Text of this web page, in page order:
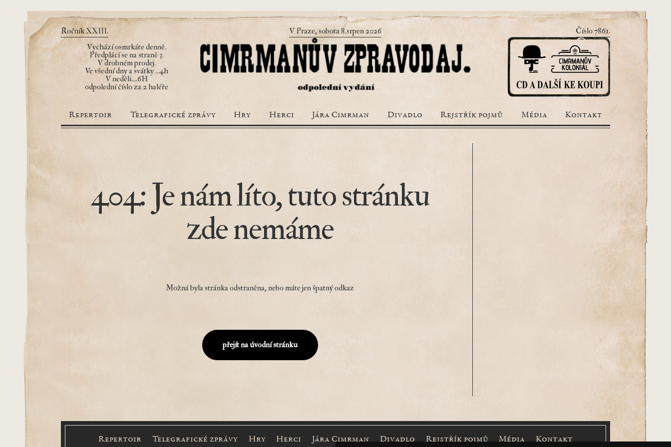
Ročník XXIII. V Praze, sobota 8.srpen 2026
Číslo 7861.
Vychází osmrkáte denně.
Předplácí se na straně 3.
V drobném prodej.
Ve všední dny a svátky ...4h
V neděli....6H
odpolední číslo za 2 haléře
Repertoir Telegrafické zprávy Hry Herci Jára Cimrman Divadlo Rejstřík pojmů Média Kontakt
404: Je nám líto, tuto stránku
zde nemáme
Možná byla stránka odstraněna, nebo máte jen špatný odkaz
přejít na úvodní stránku
Repertoir Telegrafické zprávy Hry Herci Jára Cimrman Divadlo Rejstřík pojmů Média Kontakt